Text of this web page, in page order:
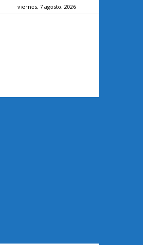
viernes, 7 agosto, 2026